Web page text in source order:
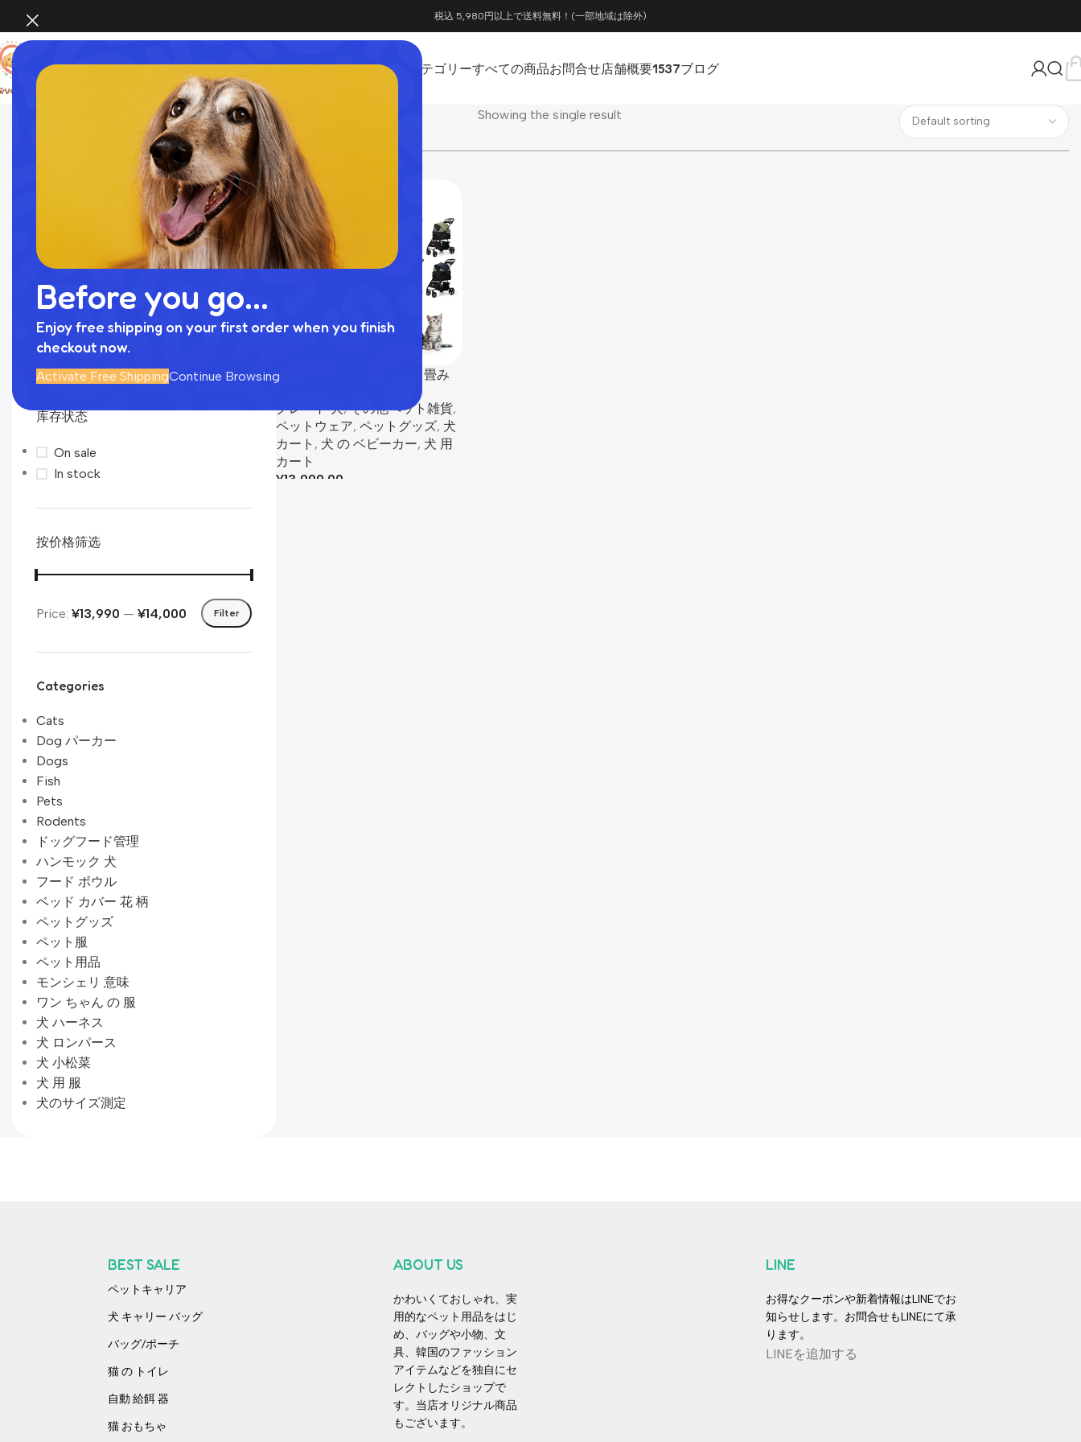
Before you go...
Enjoy free shipping on your first order when you finish
checkout now.
Activate Free ShippingContinue Browsing
税込 5,980円以上で送料無料！(一部地域は除外)
ホーム カテゴリーすべての商品お問合せ店舗概要1537ブログ
Showing the single result
ホーム
カテゴリー
すべての商品
お問合せ
店舗概要
ブログ
库存状态
On sale
In stock
按价格筛选
Filter
Price: ¥13,990 — ¥14,000
Categories
Cats
Dog パーカー
Dogs
Fish
Pets
Rodents
ドッグフード管理
ハンモック 犬
フード ボウル
ベッド カバー 花 柄
ペットグッズ
ペット服
ペット用品
モンシェリ 意味
ワン ちゃん の 服
犬 ハーネス
犬 ロンパース
犬 小松菜
犬 用 服
犬のサイズ測定
ペットカート 小型犬 折り畳み
クレート 犬,その他ペット雑貨,
ペットウェア,ペットグッズ, 犬
カート , 犬 の ベビーカー, 犬 用
カート​
¥13,999.00
BEST SALE
ペットキャリア
犬 キャリー バッグ​
バッグ/ポーチ
猫 の トイレ
自動 給餌 器
猫 おもちゃ​
ABOUT US
かわいくておしゃれ、実
用的なペット用品をはじ
め、バッグや小物、文
具、韓国のファッション
アイテムなどを独自にセ
レクトしたショップで
す。当店オリジナル商品
もございます。
LINE
お得なクーポンや新着情報はLINEでお
知らせします。お問合せもLINEにて承
ります。
LINEを追加する